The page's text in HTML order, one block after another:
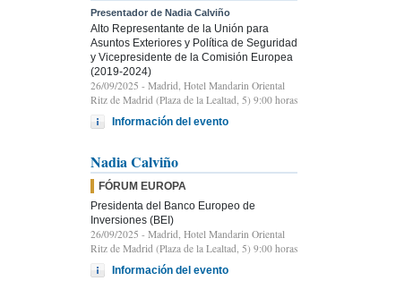
Presentador de Nadia Calviño
Alto Representante de la Unión para
Asuntos Exteriores y Política de Seguridad
y Vicepresidente de la Comisión Europea
(2019-2024)
26/09/2025 - Madrid, Hotel Mandarin Oriental
Ritz de Madrid (Plaza de la Lealtad, 5) 9:00 horas
Información del evento
Nadia Calviño
FÓRUM EUROPA
Presidenta del Banco Europeo de
Inversiones (BEI)
26/09/2025 - Madrid, Hotel Mandarin Oriental
Ritz de Madrid (Plaza de la Lealtad, 5) 9:00 horas
Información del evento